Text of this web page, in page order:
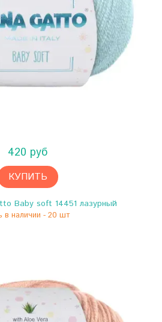
420 руб
КУПИТЬ
Baby soft 14451 лазурный
в наличии - 20 шт